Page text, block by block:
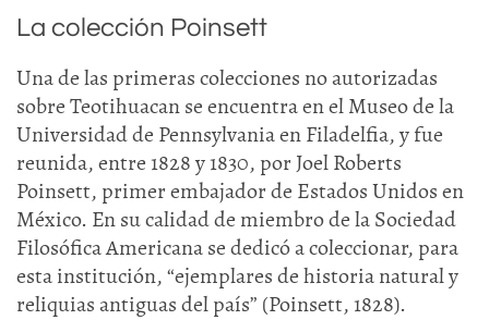
La colección Poinsett
Una de las primeras colecciones no autorizadas
sobre Teotihuacan se encuentra en el Museo de la
Universidad de Pennsylvania en Filadelfia, y fue
reunida, entre 1828 y 1830, por Joel Roberts
Poinsett, primer embajador de Estados Unidos en
México. En su calidad de miembro de la Sociedad
Filosófica Americana se dedicó a coleccionar, para
esta institución, “ejemplares de historia natural y
reliquias antiguas del país” (Poinsett, 1828).